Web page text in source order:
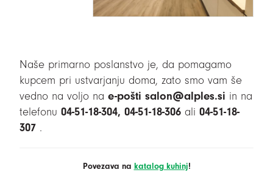
Naše primarno poslanstvo je, da pomagamo
kupcem pri ustvarjanju doma, zato smo vam še
vedno na voljo na e-pošti salon@alples.si in na
telefonu 04-51-18-304, 04-51-18-306 ali 04-51-18-
307 .
Povezava na katalog kuhinj!